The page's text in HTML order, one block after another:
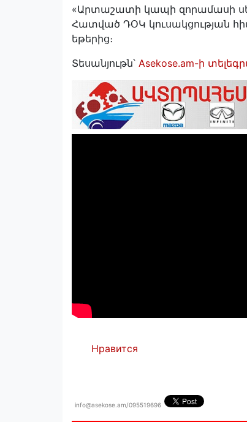
«Արտաշատի կապի զորամասի
Հատված ԴՕԿ կուսակցության
եթերից։
Տեսանյութն՝ Asekose.am-ի
Нравится
info@asekose.am/095519696